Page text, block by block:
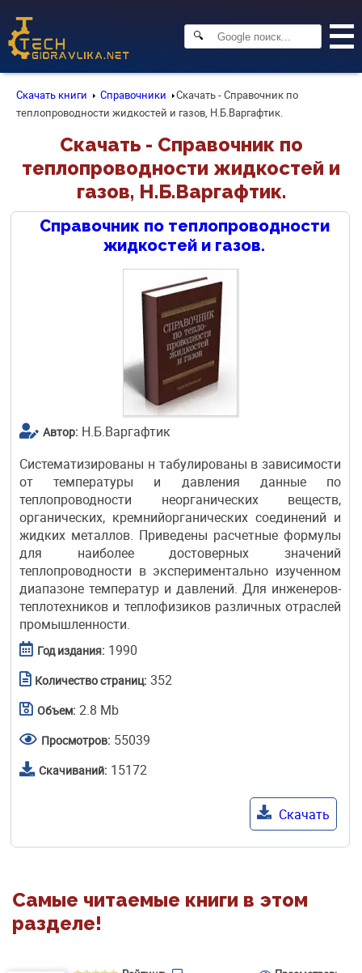
🔍
Скачать книги Справочники
Скачать - Справочник по
теплопроводности жидкостей и газов, Н.Б.Варгафтик.
Скачать - Справочник по
теплопроводности жидкостей и
газов, Н.Б.Варгафтик.
Справочник по теплопроводности
жидкостей и газов.
Автор: Н.Б.Варгафтик
Систематизированы н табулированы в зависимости
от температуры и давления данные по
теплопроводности неорганических веществ,
органических, кремнийорганических соединений и
жидких металлов. Приведены расчетные формулы
для наиболее достоверных значений
теплопроводности в экспериментально изученном
диапазоне температур и давлений. Для инженеров-
теплотехников и теплофизиков различных отраслей
промышленности.
Год издания: 1990
Количество страниц: 352
Объем: 2.8 Mb
Просмотров: 55039
Скачиваний: 15172
Скачать
Самые читаемые книги в этом
разделе!